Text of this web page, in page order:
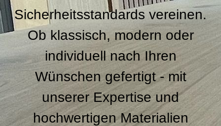
Sicherheitsstandards vereinen.
Ob klassisch, modern oder
individuell nach Ihren
Wünschen gefertigt - mit
unserer Expertise und
hochwertigen Materialien